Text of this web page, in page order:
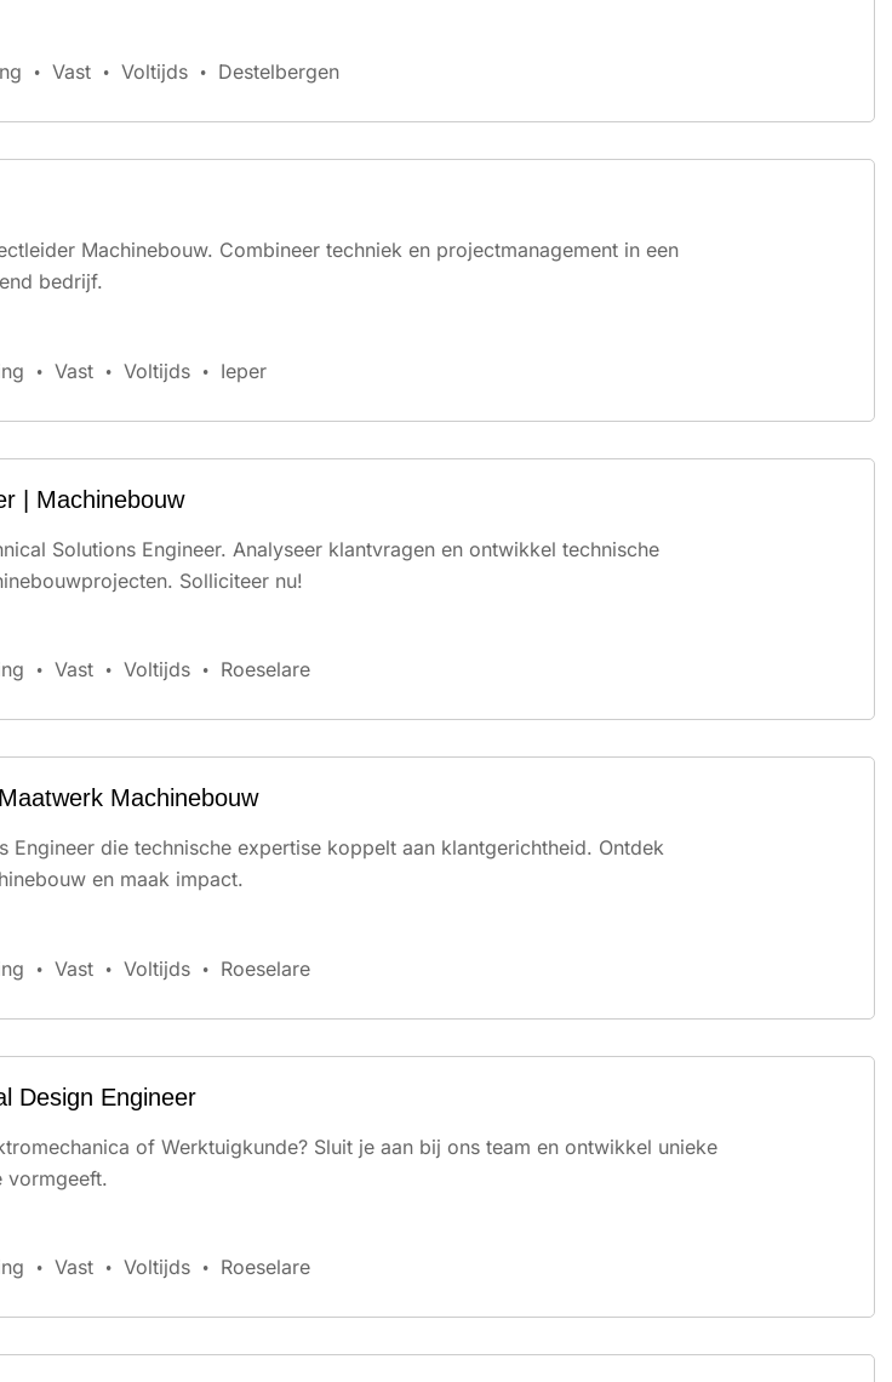
Vast Voltijds Destelbergen
Machinebouw. Combineer techniek en projectmanagement in een
bedrijf.
Vast Voltijds Ieper
| Machinebouw
Solutions Engineer. Analyseer klantvragen en ontwikkel technische
Solliciteer nu!
Vast Voltijds Roeselare
Machinebouw
Engineer die technische expertise koppelt aan klantgerichtheid. Ontdek
en maak impact.
Vast Voltijds Roeselare
Design Engineer
of Werktuigkunde? Sluit je aan bij ons team en ontwikkel unieke
vormgeeft.
Vast Voltijds Roeselare